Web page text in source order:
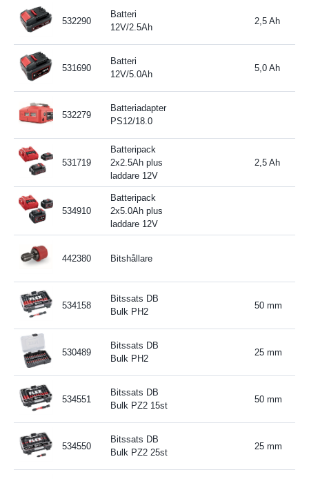
532290
Batteri
12V/2.5Ah
2,5 Ah
531690
Batteri
12V/5.0Ah
5,0 Ah
532279
Batteriadapter
PS12/18.0
531719
Batteripack
2x2.5Ah plus
laddare 12V
2,5 Ah
534910
Batteripack
2x5.0Ah plus
laddare 12V
442380 Bitshållare
534158
Bitssats DB
Bulk PH2
50 mm
530489
Bitssats DB
Bulk PH2
25 mm
534551
Bitssats DB
Bulk PZ2 15st
50 mm
534550
Bitssats DB
Bulk PZ2 25st
25 mm